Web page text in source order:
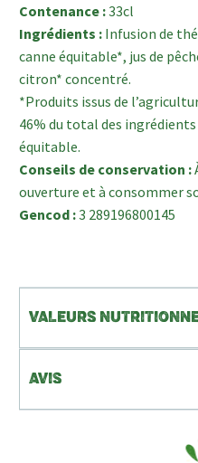
Contenance :33cl
Ingrédients : Infusion de
canne équitable*, jus de
citron* concentré.
*Produits issus de
46% du total des
équitable.
Conseils de conservation :
ouverture et à consommer
Gencod :3 289196800145
VALEURS
AVIS